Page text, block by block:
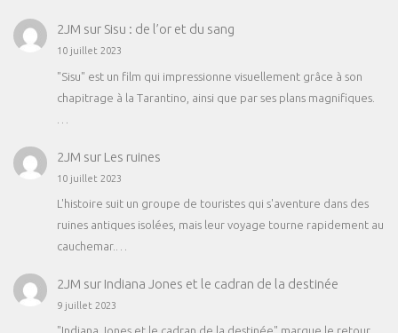
2JM sur Sisu : de l’or et du sang
10 juillet 2023
"Sisu" est un film qui impressionne visuellement grâce à son
chapitrage à la Tarantino, ainsi que par ses plans magnifiques.
2JM sur Les ruines
10 juillet 2023
L'histoire suit un groupe de touristes qui s'aventure dans des
ruines antiques isolées, mais leur voyage tourne rapidement au
cauchemar.…
2JM sur Indiana Jones et le cadran de la destinée
9 juillet 2023